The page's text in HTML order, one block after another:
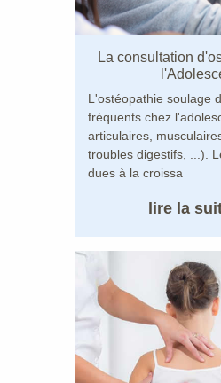
La consultation
L'ostéopathie soulage
fréquents chez
articulaires,
troubles digestifs, ...).
dues à la croissa
lire la